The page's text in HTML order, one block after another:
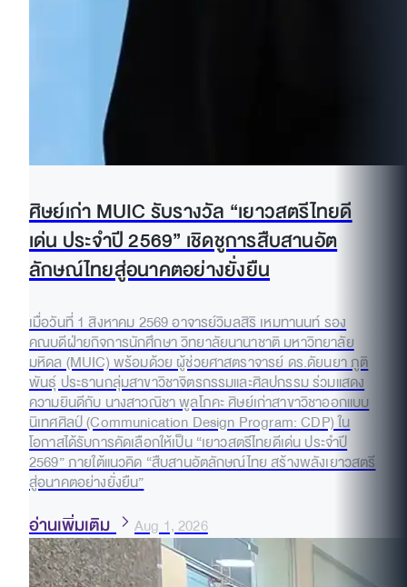
ศิษย์เก่า MUIC รับรางวัล “เยาวสตรีไทยดี
เด่น ประจำปี 2569” เชิดชูการสืบสานอัต
ลักษณ์ไทยสู่อนาคตอย่างยั่งยืน
เมื่อวันที่ 1 สิงหาคม 2569 อาจารย์วิมลสิริ เหมทานนท์ รอง
คณบดีฝ่ายกิจการนักศึกษา วิทยาลัยนานาชาติ มหาวิทยาลัย
มหิดล (MUIC) พร้อมด้วย ผู้ช่วยศาสตราจารย์ ดร.ดัยนยา ภูติ
พันธุ์ ประธานกลุ่มสาขาวิชาจิตรกรรมและศิลปกรรม ร่วมแสดง
ความยินดีกับ นางสาวณิชา พูลโภคะ ศิษย์เก่าสาขาวิชาออกแบบ
นิเทศศิลป์ (Communication Design Program: CDP) ใน
โอกาสได้รับการคัดเลือกให้เป็น “เยาวสตรีไทยดีเด่น ประจำปี
2569” ภายใต้แนวคิด “สืบสานอัตลักษณ์ไทย สร้างพลังเยาวสตรี
สู่อนาคตอย่างยั่งยืน”
อ่านเพิ่มเติม Aug 1, 2026